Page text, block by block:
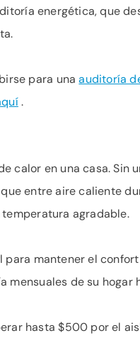
energética, que
para unaauditoría
.
calor en una casa.
entre aire caliente
agradable.
mantener el
de su hogar
hasta $500 por el